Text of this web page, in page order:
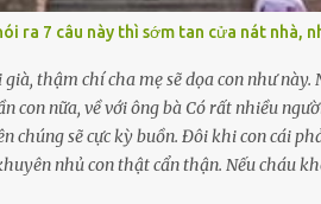
ra 7 câu này thì sớm tan cửa nát nhà,
thậm chí cha mẹ sẽ dọa con như
con nữa, về với ông bà Có rất nhiều
chúng sẽ cực kỳ buồn. Đôi khi con cái
nhủ con thật cẩn thận. Nếu cháu